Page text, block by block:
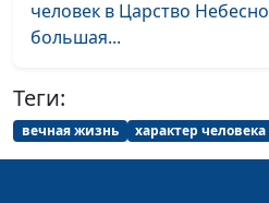
вредят
человек в Царство
большая...
Теги:
вечная жизнь характер человека